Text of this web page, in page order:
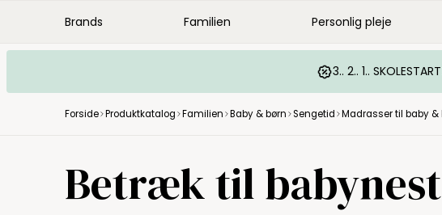
Brands Familien Personlig pleje
3.. 2.. 1..
Forside Produktkatalog Familien Baby & børn Sengetid Madrasser til baby &
Betræk til